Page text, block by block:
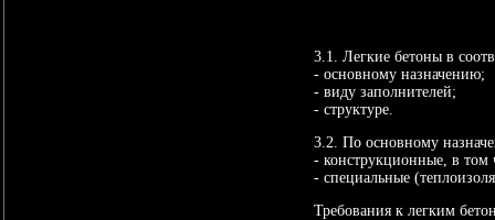
3.1. Легкие бетоны в
- основному назначению;
- виду заполнителей;
- структуре.
3.2. По основному
- конструкционные, в том
- специальные
Требования к легким